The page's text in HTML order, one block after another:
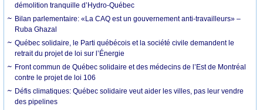
démolition tranquille d’Hydro-Québec
Bilan parlementaire: «La CAQ est un gouvernement anti-travailleurs» –
Ruba Ghazal
Québec solidaire, le Parti québécois et la société civile demandent le
retrait du projet de loi sur l’Énergie
Front commun de Québec solidaire et des médecins de l’Est de Montréal
contre le projet de loi 106
Défis climatiques: Québec solidaire veut aider les villes, pas leur vendre
des pipelines